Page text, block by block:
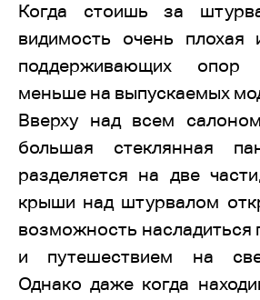
Когда стоишь за
видимость очень плохая
поддерживающих
меньше на выпускаемых
Вверху над всем
большая стеклянная
разделяется на две
крыши над штурвалом
возможность насладиться
и путешествием на
Однако даже когда